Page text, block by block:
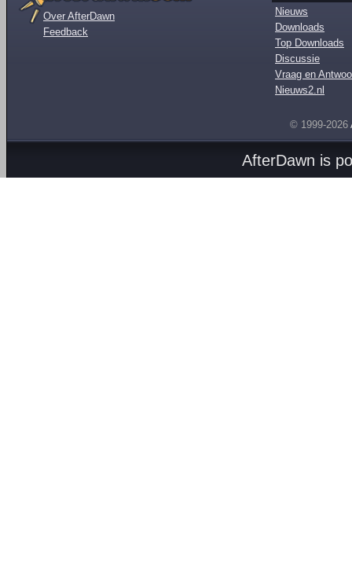
Over AfterDawn
Feedback
Nieuws
Downloads
Top Downloads
Discussie
Vraag en
Nieuws2.nl
© 1999-2026
AfterDawn is